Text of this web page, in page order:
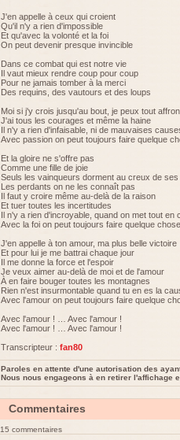
J'en appelle à ceux qui croient
Qu'il n'y a rien d'impossible
Et qu'avec la volonté et la foi
On peut devenir presque invincible
Dans ce combat qui est notre vie
Il vaut mieux rendre coup pour coup
Pour ne jamais tomber à la merci
Des requins, des vautours et des loups
Moi si j'y crois jusqu'au bout, je peux tout
J'ai tous les courages et même la haine
Il n'y a rien d'infaisable, ni de mauvaises
Avec passion on peut toujours faire quelque
Et la gloire ne s'offre pas
Comme une fille de joie
Seuls les vainqueurs dorment au creux de ses
Les perdants on ne les connaît pas
Il faut y croire même au-delà de la raison
Et tuer toutes les incertitudes
Il n'y a rien d'incroyable, quand on met tout en
Avec la foi on peut toujours faire quelque
J'en appelle à ton amour, ma plus belle victoire
Et pour lui je me battrai chaque jour
Il me donne la force et l'espoir
Je veux aimer au-delà de moi et de l'amour
À en faire bouger toutes les montagnes
Rien n'est insurmontable quand tu en es la
Avec l'amour on peut toujours faire quelque
Avec l'amour ! … Avec l'amour !
Avec l'amour ! … Avec l'amour !
Transcripteur : fan80
Paroles en attente d'une autorisation des
Nous nous engageons à en retirer l'affichage
Commentaires
15 commentaires